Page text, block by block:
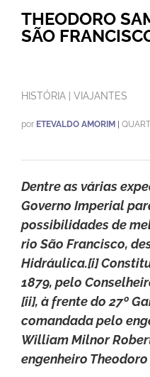
THEODORO
SÃO
HISTÓRIA | VIAJANTES
por ETEVALDO AMORIM
Dentre as várias
Governo Imperial
possibilidades de
rio São Francisco,
Hidráulica.[i]
1879, pelo
[ii], à frente do 27º
comandada pelo
William Milnor
engenheiro